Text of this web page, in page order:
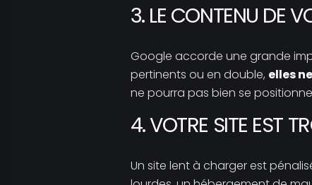
3. LE CONTENU DE
Google accorde une grande
pertinents ou en double, elles
ne pourra pas bien se
4. VOTRE SITE EST
Un site lent à charger est